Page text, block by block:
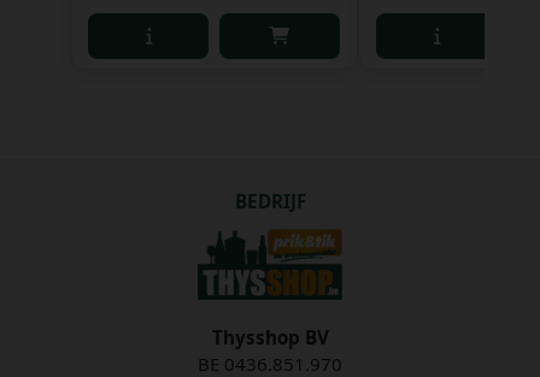
BEDRIJF
Thysshop BV
BE 0436.851.970